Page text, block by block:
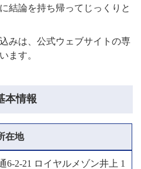
結論を持ち帰ってじっくりと
みは、公式ウェブサイトの専
ます。
本情報
在地
6-2-21 ロイヤルメゾン井上 1